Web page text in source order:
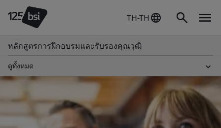
TH-TH
หลักสูตรการฝึกอบรมและรับรองคุณวุฒิ
ดูทั้งหมด